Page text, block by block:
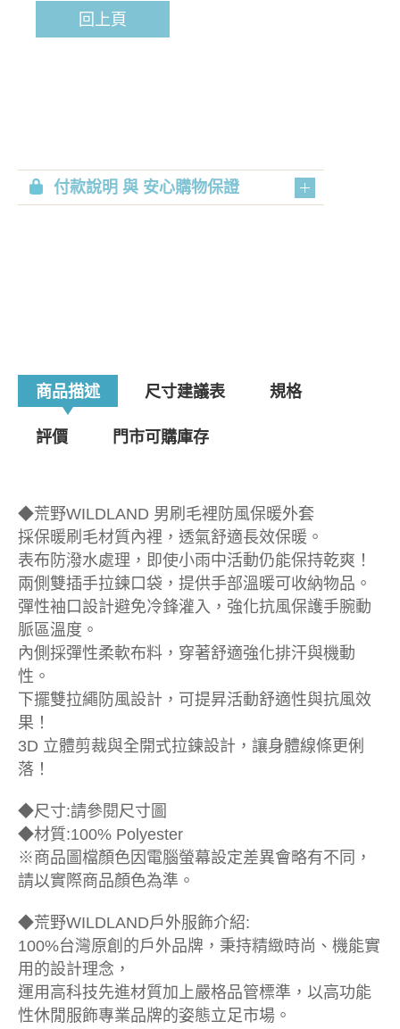
回上頁
付款說明 與 安心購物保證
商品描述 尺寸建議表 規格
評價 門市可購庫存
◆荒野WILDLAND 男刷毛裡防風保暖外套
採保暖刷毛材質內裡，透氣舒適長效保暖。
表布防潑水處理，即使小雨中活動仍能保持乾爽！
兩側雙插手拉鍊口袋，提供手部溫暖可收納物品。
彈性袖口設計避免冷鋒灌入，強化抗風保護手腕動
脈區溫度。
內側採彈性柔軟布料，穿著舒適強化排汗與機動
性。
下擺雙拉繩防風設計，可提昇活動舒適性與抗風效
果！
3D 立體剪裁與全開式拉鍊設計，讓身體線條更俐
落！
◆尺寸:請參閱尺寸圖
◆材質:100% Polyester
※商品圖檔顏色因電腦螢幕設定差異會略有不同，
請以實際商品顏色為準。
◆荒野WILDLAND戶外服飾介紹:
100%台灣原創的戶外品牌，秉持精緻時尚、機能實
用的設計理念，
運用高科技先進材質加上嚴格品管標準，以高功能
性休閒服飾專業品牌的姿態立足市場。